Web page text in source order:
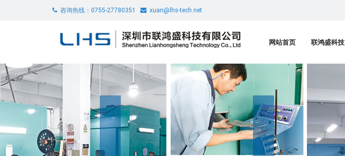
咨询热线：0755-27780351 xuan@lhs-tech.net
网站首页 联鸿盛科技